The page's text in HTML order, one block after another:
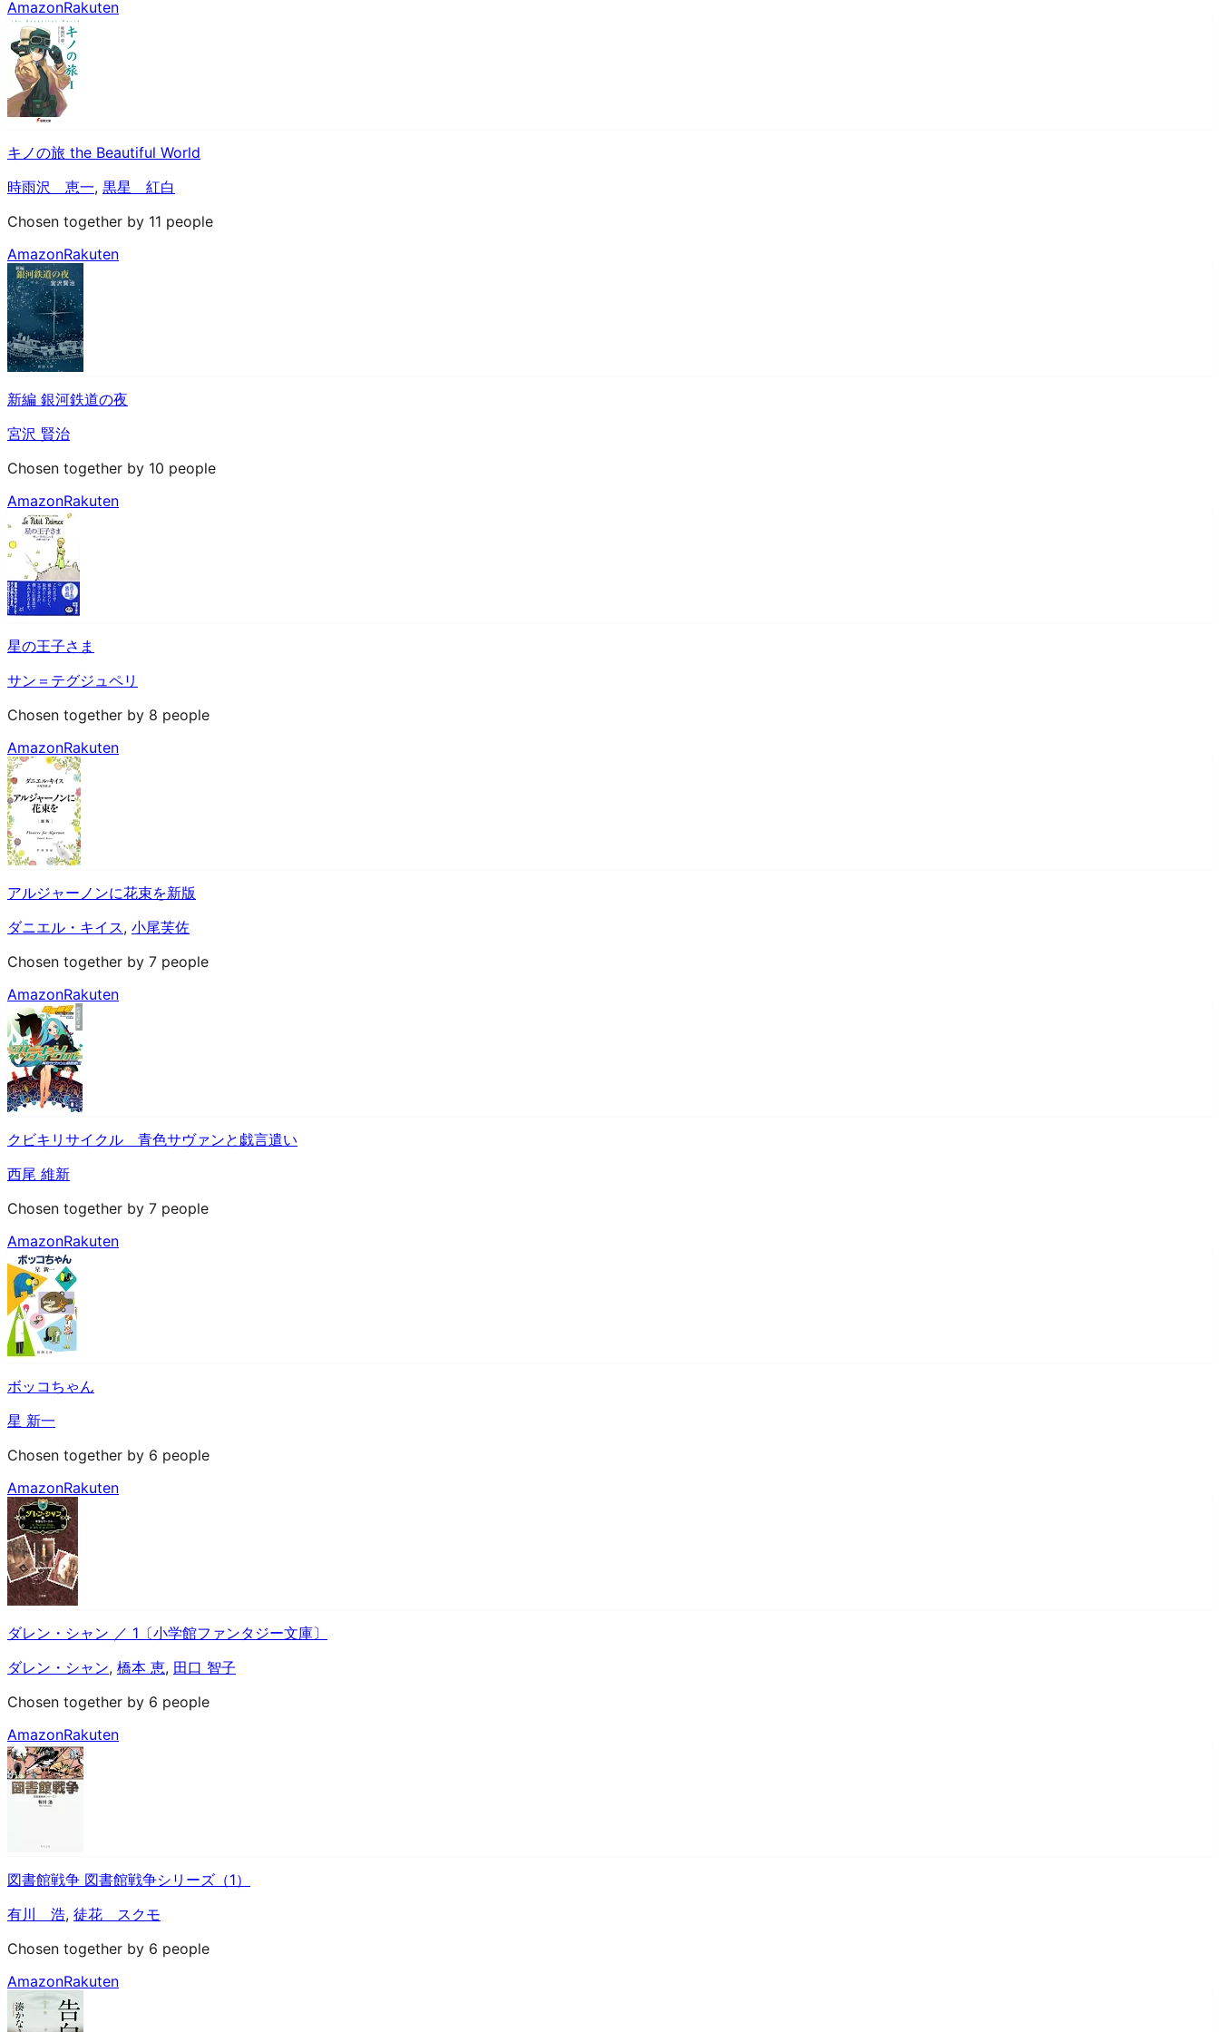
AmazonRakuten
キノの旅 the Beautiful World
時雨沢 恵一, 黒星 紅白
Chosen together by 11 people
AmazonRakuten
新編 銀河鉄道の夜
宮沢 賢治
Chosen together by 10 people
AmazonRakuten
星の王子さま
サン＝テグジュペリ
Chosen together by 8 people
AmazonRakuten
アルジャーノンに花束を新版
ダニエル・キイス, 小尾芙佐
Chosen together by 7 people
AmazonRakuten
クビキリサイクル 青色サヴァンと戯言遣い
西尾 維新
Chosen together by 7 people
AmazonRakuten
ボッコちゃん
星 新一
Chosen together by 6 people
AmazonRakuten
ダレン・シャン ／ 1〔小学館ファンタジー文庫〕
ダレン・シャン, 橋本 恵, 田口 智子
Chosen together by 6 people
AmazonRakuten
図書館戦争 図書館戦争シリーズ（1）
有川 浩, 徒花 スクモ
Chosen together by 6 people
AmazonRakuten